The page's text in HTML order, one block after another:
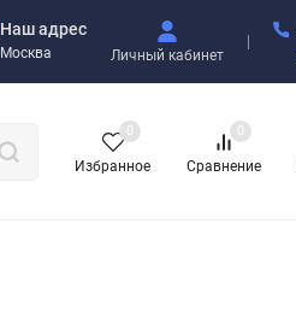
Наш адрес
Москва Личный кабинет
Избранное
0
Сравнение
0